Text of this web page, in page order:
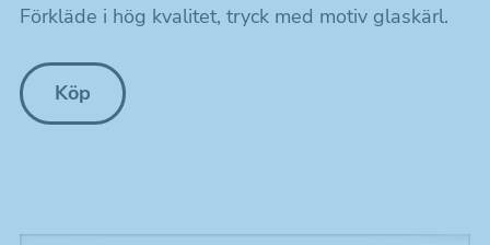
Förkläde i hög kvalitet, tryck med motiv glaskärl.
Köp
Upplevelse
Marknadsföring